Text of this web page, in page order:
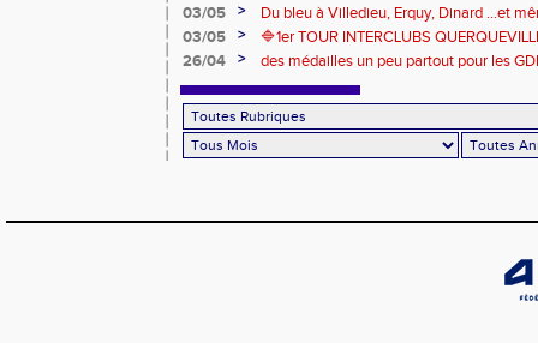
03/05
>
Du bleu à Villedieu, Erquy, Dinard ...et
03/05
>
🔷️1er TOUR INTERCLUBS
26/04
>
des médailles un peu partout pour les